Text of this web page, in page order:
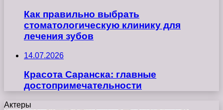
Как правильно выбрать
стоматологическую клинику для
лечения зубов
14.07.2026
Красота Саранска: главные
достопримечательности
Актеры